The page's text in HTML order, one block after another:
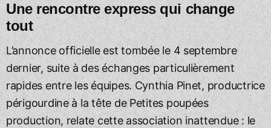
Une rencontre express qui change
tout
L’annonce officielle est tombée le 4 septembre
dernier, suite à des échanges particulièrement
rapides entre les équipes. Cynthia Pinet, productrice
périgourdine à la tête de Petites poupées
production, relate cette association inattendue : le